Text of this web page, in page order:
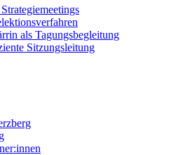
als Tagungsbegleitung
Sitzungsleitung